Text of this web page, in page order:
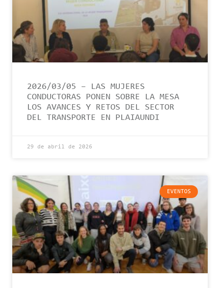
2026/03/05 – LAS MUJERES
CONDUCTORAS PONEN SOBRE LA MESA
LOS AVANCES Y RETOS DEL SECTOR
DEL TRANSPORTE EN PLAIAUNDI
29 de abril de 2026
EVENTOS